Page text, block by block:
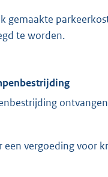
gemaakte
te worden.
een vergoeding voor